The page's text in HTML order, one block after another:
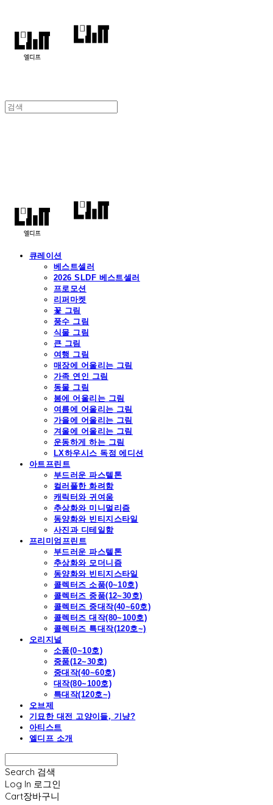
큐레이션
베스트셀러
2026 SLDF 베스트셀러
프로모션
리퍼마켓
꽃 그림
풍수 그림
식물 그림
큰 그림
여행 그림
매장에 어울리는 그림
가족 연인 그림
동물 그림
봄에 어울리는 그림
여름에 어울리는 그림
가을에 어울리는 그림
겨울에 어울리는 그림
운동하게 하는 그림
LX하우시스 독점 에디션
아트프린트
부드러운 파스텔톤
컬러풀한 화려함
캐릭터와 귀여움
추상화와 미니멀리즘
동양화와 빈티지스타일
사진과 디테일함
프리미엄프린트
부드러운 파스텔톤
추상화와 모더니즘
동양화와 빈티지스타일
콜렉터즈 소품(0~10호)
콜렉터즈 중품(12~30호)
콜렉터즈 중대작(40~60호)
콜렉터즈 대작(80~100호)
콜렉터즈 특대작(120호~)
오리지널
소품(0~10호)
중품(12~30호)
중대작(40~60호)
대작(80~100호)
특대작(120호~)
오브제
기묘한 대전 고양이들, 기냥?
아티스트
엘디프 소개
Search 검색
Log In 로그인
Cart장바구니